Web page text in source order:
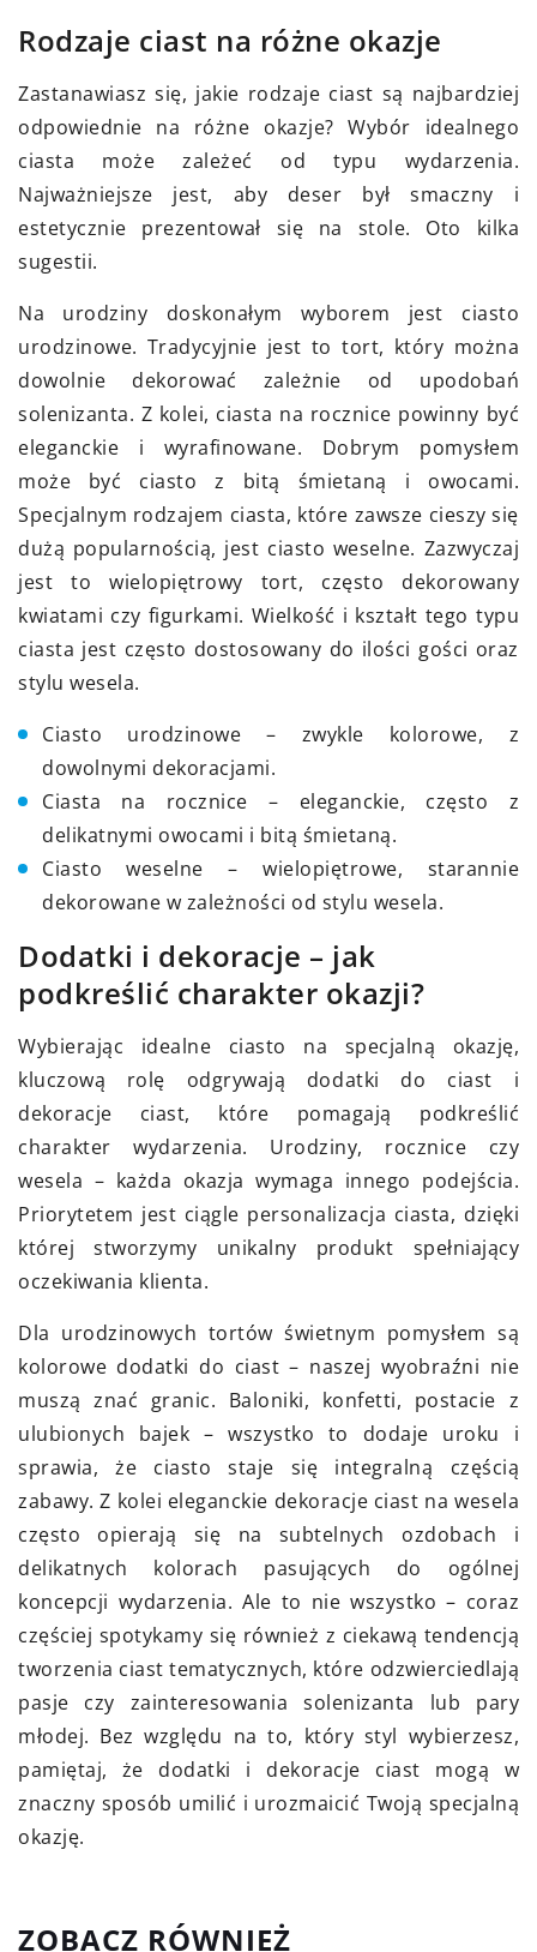
Rodzaje ciast na różne okazje
Zastanawiasz się, jakie rodzaje ciast są najbardziej
odpowiednie na różne okazje? Wybór idealnego
ciasta może zależeć od typu wydarzenia.
Najważniejsze jest, aby deser był smaczny i
estetycznie prezentował się na stole. Oto kilka
sugestii.
Na urodziny doskonałym wyborem jest ciasto
urodzinowe. Tradycyjnie jest to tort, który można
dowolnie dekorować zależnie od upodobań
solenizanta. Z kolei, ciasta na rocznice powinny być
eleganckie i wyrafinowane. Dobrym pomysłem
może być ciasto z bitą śmietaną i owocami.
Specjalnym rodzajem ciasta, które zawsze cieszy się
dużą popularnością, jest ciasto weselne. Zazwyczaj
jest to wielopiętrowy tort, często dekorowany
kwiatami czy figurkami. Wielkość i kształt tego typu
ciasta jest często dostosowany do ilości gości oraz
stylu wesela.
Ciasto urodzinowe – zwykle kolorowe, z
dowolnymi dekoracjami.
Ciasta na rocznice – eleganckie, często z
delikatnymi owocami i bitą śmietaną.
Ciasto weselne – wielopiętrowe, starannie
dekorowane w zależności od stylu wesela.
Dodatki i dekoracje – jak
podkreślić charakter okazji?
Wybierając idealne ciasto na specjalną okazję,
kluczową rolę odgrywają dodatki do ciast i
dekoracje ciast, które pomagają podkreślić
charakter wydarzenia. Urodziny, rocznice czy
wesela – każda okazja wymaga innego podejścia.
Priorytetem jest ciągle personalizacja ciasta, dzięki
której stworzymy unikalny produkt spełniający
oczekiwania klienta.
Dla urodzinowych tortów świetnym pomysłem są
kolorowe dodatki do ciast – naszej wyobraźni nie
muszą znać granic. Baloniki, konfetti, postacie z
ulubionych bajek – wszystko to dodaje uroku i
sprawia, że ciasto staje się integralną częścią
zabawy. Z kolei eleganckie dekoracje ciast na wesela
często opierają się na subtelnych ozdobach i
delikatnych kolorach pasujących do ogólnej
koncepcji wydarzenia. Ale to nie wszystko – coraz
częściej spotykamy się również z ciekawą tendencją
tworzenia ciast tematycznych, które odzwierciedlają
pasje czy zainteresowania solenizanta lub pary
młodej. Bez względu na to, który styl wybierzesz,
pamiętaj, że dodatki i dekoracje ciast mogą w
znaczny sposób umilić i urozmaicić Twoją specjalną
okazję.
ZOBACZ RÓWNIEŻ